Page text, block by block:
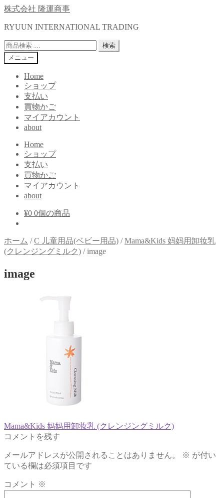
ナ
ゲ
ー
シ
ョ
コ
テ
ン
ツ
へ
株式会社 隆運商事
RYUUN INTERNATIONAL TRADING
検
索
対
検索
メニュー
Home
ショップ
支払い
買物かご
マイアカウント
about
Home
ショップ
支払い
買物かご
マイアカウント
about
¥0 0個の商品
ホーム /C 儿童用品(ベビー用品) /Mama&Kids 妈妈用卸妆乳
(クレンジングミルク) /image
image
投
ナ
ゲ
前
の
稿:
Mama&Kids 妈妈用卸妆乳 (クレンジングミルク)
コメントを残す
メールアドレスが公開されることはありません。 ※ が付い
ている欄は必須項目です
コメント ※